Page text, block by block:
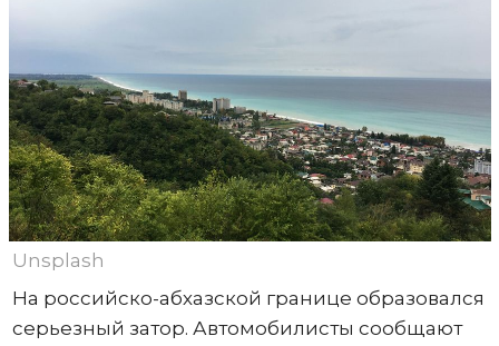
Unsplash
На российско-абхазской границе образовался
серьезный затор. Автомобилисты сообщают